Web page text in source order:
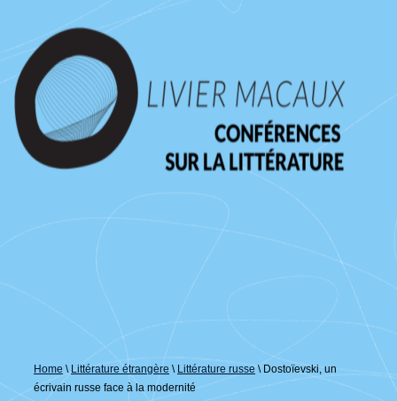
contenu
principal
Home \ Littérature étrangère \ Littérature russe \ Dostoïevski, un
écrivain russe face à la modernité